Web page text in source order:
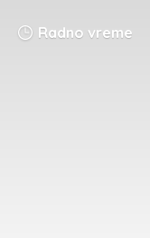
Radno vreme